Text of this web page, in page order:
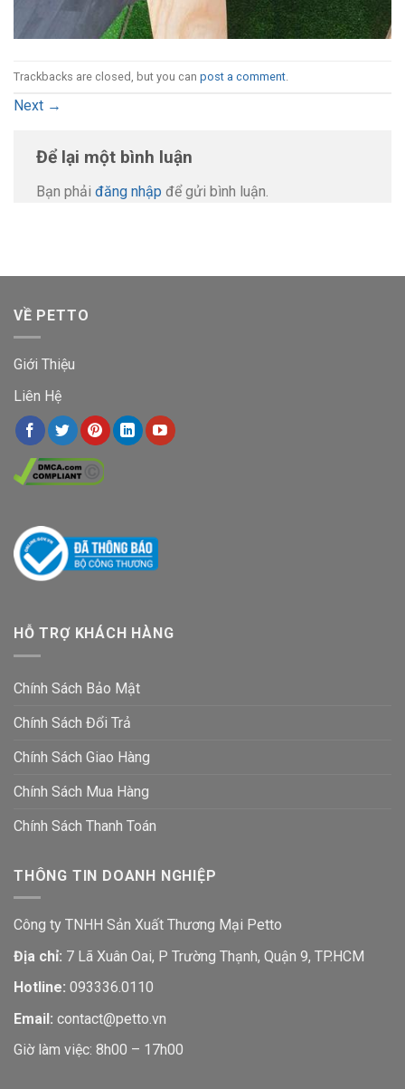
Trackbacks are closed, but you can post a comment
Next →
Để lại một bình luận
Bạn phải đăng nhập để gửi bình luận.
VỀ PETTO
Giới Thiệu
Liên Hệ
HỖ TRỢ KHÁCH HÀNG
Chính Sách Bảo Mật
Chính Sách Đổi Trả
Chính Sách Giao Hàng
Chính Sách Mua Hàng
Chính Sách Thanh Toán
THÔNG TIN DOANH NGHIỆP
Công ty TNHH Sản Xuất Thương Mại Petto
Địa chỉ: 7 Lã Xuân Oai, P Trường Thạnh, Quận 9, TP.HCM
Hotline: 093336.0110
Email: contact@petto.vn
Giờ làm việc: 8h00 – 17h00